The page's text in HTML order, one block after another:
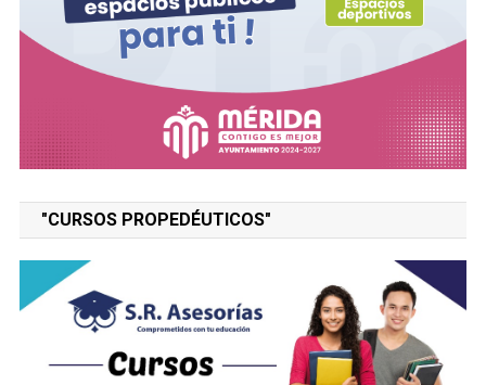
"CURSOS PROPEDÉUTICOS"